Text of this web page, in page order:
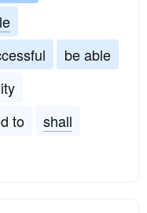
be able
to
shall